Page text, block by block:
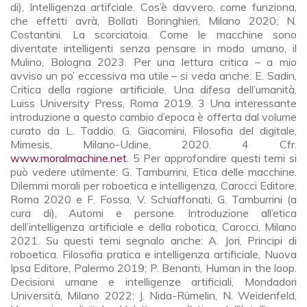
di), Intelligenza artifciale. Cos’è davvero, come funziona,
che effetti avrà, Bollati Boringhieri, Milano 2020; N.
Costantini. La scorciatoia. Come le macchine sono
diventate intelligenti senza pensare in modo umano, il
Mulino, Bologna 2023. Per una lettura critica – a mio
avviso un po’ eccessiva ma utile – si veda anche: E. Sadin,
Critica della ragione artificiale. Una difesa dell’umanità,
Luiss University Press, Roma 2019. 3 Una interessante
introduzione a questo cambio d’epoca è offerta dal volume
curato da L. Taddio, G. Giacomini, Filosofia del digitale,
Mimesis, Milano-Udine, 2020. 4 Cfr.
www.moralmachine.net. 5 Per approfondire questi temi si
può vedere utilmente: G. Tamburrini, Etica delle macchine.
Dilemmi morali per roboetica e intelligenza, Carocci Editore,
Roma 2020 e F. Fossa, V. Schiaffonati, G. Tamburrini (a
cura di), Automi e persone. Introduzione all’etica
dell’intelligenza artificiale e della robotica, Carocci, Milano
2021. Su questi temi segnalo anche: A. Jori, Principi di
roboetica. Filosofia pratica e intelligenza artificiale, Nuova
Ipsa Editore, Palermo 2019; P. Benanti, Human in the loop.
Decisioni umane e intelligenze artificiali, Mondadori
Università, Milano 2022; J. Nida-Rümelin, N. Weidenfeld,